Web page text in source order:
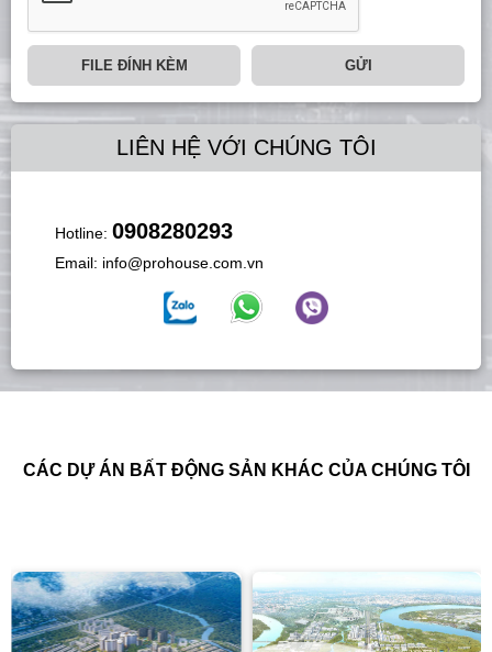
FILE ĐÍNH KÈM GỬI
LIÊN HỆ VỚI CHÚNG TÔI
Hotline: 0908280293
Email: info@prohouse.com.vn
CÁC DỰ ÁN BẤT ĐỘNG SẢN KHÁC CỦA CHÚNG TÔI